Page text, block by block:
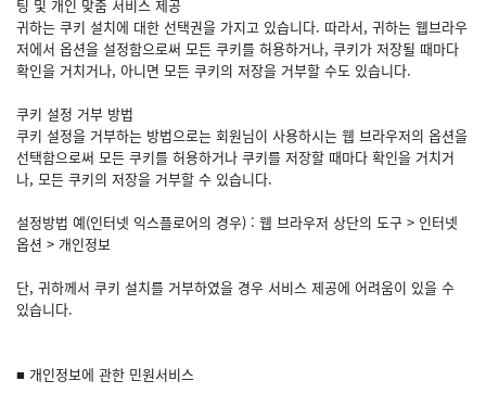
팅 및 개인 맞춤 서비스 제공
귀하는 쿠키 설치에 대한 선택권을 가지고 있습니다. 따라서, 귀하는 웹브라우
저에서 옵션을 설정함으로써 모든 쿠키를 허용하거나, 쿠키가 저장될 때마다
확인을 거치거나, 아니면 모든 쿠키의 저장을 거부할 수도 있습니다.
쿠키 설정 거부 방법
쿠키 설정을 거부하는 방법으로는 회원님이 사용하시는 웹 브라우저의 옵션을
선택함으로써 모든 쿠키를 허용하거나 쿠키를 저장할 때마다 확인을 거치거
나, 모든 쿠키의 저장을 거부할 수 있습니다.
설정방법 예(인터넷 익스플로어의 경우) : 웹 브라우저 상단의 도구 > 인터넷
옵션 > 개인정보
단, 귀하께서 쿠키 설치를 거부하였을 경우 서비스 제공에 어려움이 있을 수
있습니다.
■ 개인정보에 관한 민원서비스